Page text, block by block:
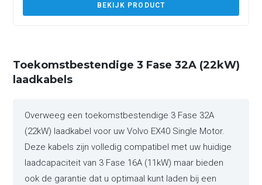
BEKIJK PRODUCT
Toekomstbestendige 3 Fase 32A (22kW)
laadkabels
Overweeg een toekomstbestendige 3 Fase 32A
(22kW) laadkabel voor uw Volvo EX40 Single Motor.
Deze kabels zijn volledig compatibel met uw huidige
laadcapaciteit van 3 Fase 16A (11kW) maar bieden
ook de garantie dat u optimaal kunt laden bij een